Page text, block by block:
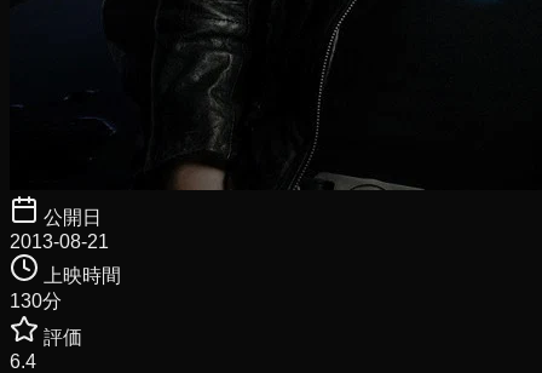
公開日
2013-08-21
上映時間
130分
評価
6.4